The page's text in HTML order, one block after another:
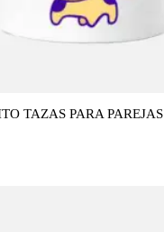
TAZAS PARA PAREJAS